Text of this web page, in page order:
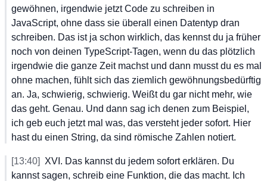
gewöhnen, irgendwie jetzt Code zu schreiben in
JavaScript, ohne dass sie überall einen Datentyp dran
schreiben. Das ist ja schon wirklich, das kennst du ja früher
noch von deinen TypeScript-Tagen, wenn du das plötzlich
irgendwie die ganze Zeit machst und dann musst du es mal
ohne machen, fühlt sich das ziemlich gewöhnungsbedürftig
an. Ja, schwierig, schwierig. Weißt du gar nicht mehr, wie
das geht. Genau. Und dann sag ich denen zum Beispiel,
ich geb euch jetzt mal was, das versteht jeder sofort. Hier
hast du einen String, da sind römische Zahlen notiert.
[13:40] XVI. Das kannst du jedem sofort erklären. Du
kannst sagen, schreib eine Funktion, die das macht. Ich